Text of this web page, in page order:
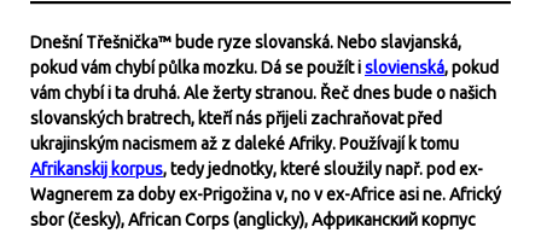
Dnešní Třešnička™ bude ryze slovanská.Nebo slavjanská,
pokud vám chybí půlka mozku. Dá se použít islovienská, pokud
vám chybí i ta druhá. Ale žerty stranou. Řeč dnes bude o našich
slovanských bratrech, kteří nás přijeli zachraňovat před
ukrajinským nacismem až z daleké Afriky. Používají k tomu
Afrikanskij korpus, tedy jednotky, které sloužily např. pod ex-
Wagnerem za doby ex-Prigožina v, no v ex-Africe asi ne. Africký
sbor (česky), African Corps (anglicky), Африканский корпус